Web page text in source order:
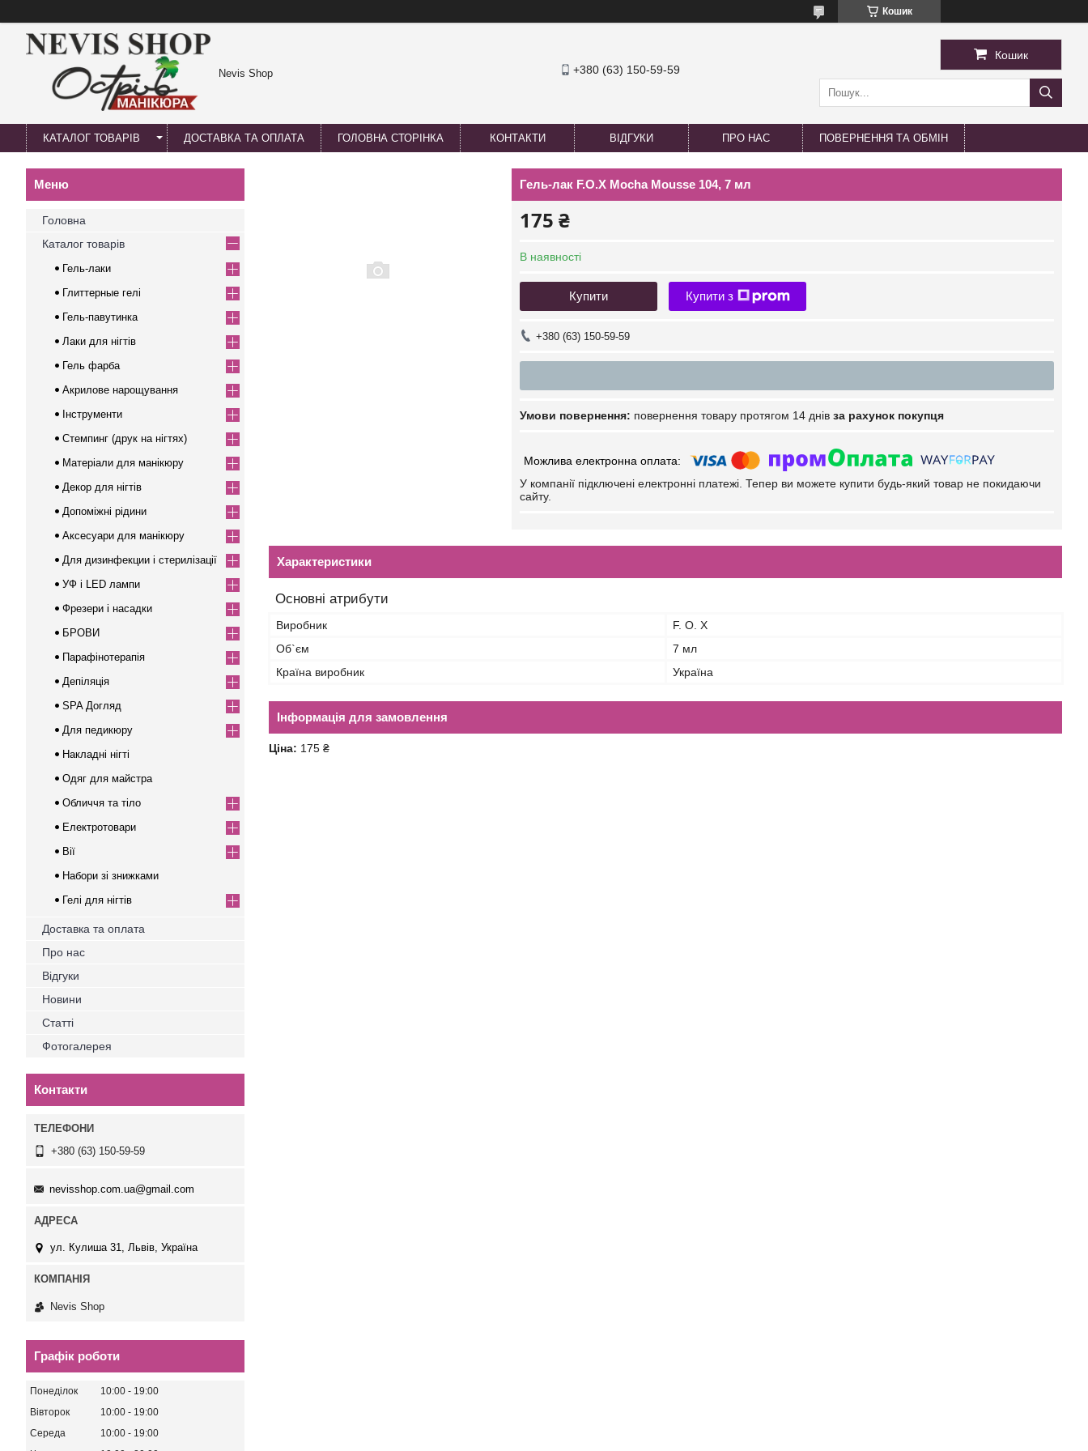
Кошик
Nevis Shop +380 (63) 150-59-59
Кошик
КАТАЛОГ ТОВАРІВ ДОСТАВКА ТА ОПЛАТА ГОЛОВНА СТОРІНКА КОНТАКТИ ВІДГУКИ ПРО НАС ПОВЕРНЕННЯ ТА ОБМІН
Гель-лак F.O.X Mocha Mousse 104, 7 мл
175 ₴
В наявності
Купити Купити з
+380 (63) 150-59-59
повернення товару протягом 14 днів за рахунок покупця
У компанії підключені електронні платежі. Тепер ви можете купити будь-який товар не покидаючи
сайту.
Характеристики
Основні атрибути
Виробник
F. O. X
Об`єм
7 мл
Країна виробник
Україна
Інформація для замовлення
Ціна: 175 ₴
Головна
Каталог товарів
Гель-лаки
Глиттерные гелі
Гель-павутинка
Лаки для нігтів
Гель фарба
Акрилове нарощування
Інструменти
Стемпинг (друк на нігтях)
Матеріали для манікюру
Декор для нігтів
Допоміжні рідини
Аксесуари для манікюру
Для дизинфекции і стерилізації
УФ і LED лампи
Фрезери і насадки
БРОВИ
Парафінотерапія
Депіляція
SPA Догляд
Для педикюру
Накладні нігті
Одяг для майстра
Обличчя та тіло
Електротовари
Вії
Набори зі знижками
Гелі для нігтів
Доставка та оплата
Про нас
Відгуки
Новини
Статті
Фотогалерея
Контакти
+380 (63) 150-59-59
nevisshop.com.ua@gmail.com
ул. Кулиша 31, Львів, Україна
Nevis Shop
Графік роботи
Понеділок 10:00
19:00
Вівторок
10:00
19:00
Середа
10:00
19:00